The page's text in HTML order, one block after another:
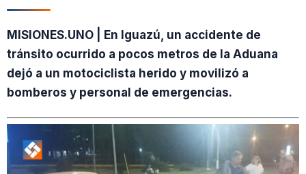
MISIONES.UNO | En Iguazú, un accidente de
tránsito ocurrido a pocos metros de la Aduana
dejó a un motociclista herido y movilizó a
bomberos y personal de emergencias.